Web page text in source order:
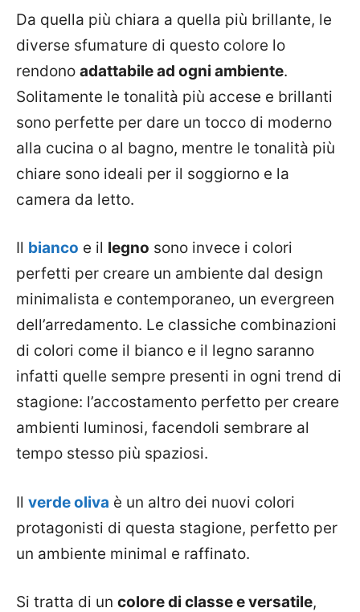
Da quella più chiara a quella più brillante, le
diverse sfumature di questo colore lo
rendono adattabile ad ogni ambiente.
Solitamente le tonalità più accese e brillanti
sono perfette per dare un tocco di moderno
alla cucina o al bagno, mentre le tonalità più
chiare sono ideali per il soggiorno e la
camera da letto.
Il bianco e il legno sono invece i colori
perfetti per creare un ambiente dal design
minimalista e contemporaneo, un evergreen
dell’arredamento. Le classiche combinazioni
di colori come il bianco e il legno saranno
infatti quelle sempre presenti in ogni trend di
stagione: l’accostamento perfetto per creare
ambienti luminosi, facendoli sembrare al
tempo stesso più spaziosi.
Il verde oliva è un altro dei nuovi colori
protagonisti di questa stagione, perfetto per
un ambiente minimal e raffinato.
Si tratta di un colore di classe e versatile,